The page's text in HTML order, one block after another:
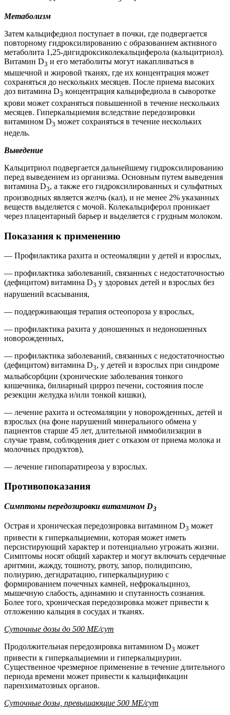
Метаболизм
Затем кальцифедиол поступает в почки, где подвергается
повторному гидроксилированию с образованием активного
метаболита 1,25-дигидроксиколекальциферола (кальцитриол).
Витамин D3 и его метаболиты могут накапливаться в
мышечной и жировой тканях, где их концентрация может
сохраняться до нескольких месяцев. После приема высоких
доз витамина D3 концентрация кальцифедиола в сыворотке
крови может сохраняться повышенной в течение нескольких
месяцев. Гиперкальциемия вследствие передозировки
витамином D3 может сохраняться в течение нескольких
недель.
Выведение
Кальцитриол подвергается дальнейшему гидроксилированию
перед выведением из организма. Основным путем выведения
витамина D3, а также его гидроксилированных и сульфатных
производных является желчь (кал), и не менее 2% указанных
веществ выделяется с мочой. Колекальциферол проникает
через плацентарный барьер и выделяется с грудным молоком.
Показания к применению
— Профилактика рахита и остеомаляции у детей и взрослых,
— профилактика заболеваний, связанных с недостаточностью
(дефицитом) витамина D3 у здоровых детей и взрослых без
нарушений всасывания,
— поддерживающая терапия остеопороза у взрослых,
— профилактика рахита у доношенных и недоношенных
новорожденных,
— профилактика заболеваний, связанных с недостаточностью
(дефицитом) витамина D3, у детей и взрослых при синдроме
мальабсорбции (хронические заболевания тонкого
кишечника, билиарный цирроз печени, состояния после
резекции желудка и/или тонкой кишки),
— лечение рахита и остеомаляции у новорожденных, детей и
взрослых (на фоне нарушений минерального обмена у
пациентов старше 45 лет, длительной иммобилизации в
случае травм, соблюдения диет с отказом от приема молока и
молочных продуктов),
— лечение гипопаратиреоза у взрослых.
Противопоказания
Симптомы передозировки витамином D3
Острая и хроническая передозировка витамином D3 может
привести к гиперкальциемии, которая может иметь
персистирующий характер и потенциально угрожать жизни.
Симптомы носят общий характер и могут включать сердечные
аритмии, жажду, тошноту, рвоту, запор, полидипсию,
полиурию, дегидратацию, гиперкальциурию с
формированием почечных камней, нефрокальциноз,
мышечную слабость, адинамию и спутанность сознания.
Более того, хроническая передозировка может привести к
отложению кальция в сосудах и тканях.
Суточные дозы до 500 МЕ/сут
Продолжительная передозировка витамином D3 может
привести к гиперкальциемии и гиперкальциурии.
Существенное чрезмерное применение в течение длительного
периода времени может привести к кальцификации
паренхиматозных органов.
Суточные дозы, превышающие 500 МЕ/сут